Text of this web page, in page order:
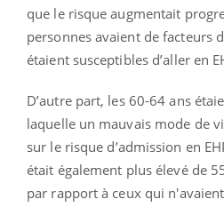
que le risque augmentait
personnes avaient de facteurs
étaient susceptibles d’aller en
D’autre part, les 60-64 ans
laquelle un mauvais mode de
sur le risque d’admission en
était également plus élevé de
par rapport à ceux qui